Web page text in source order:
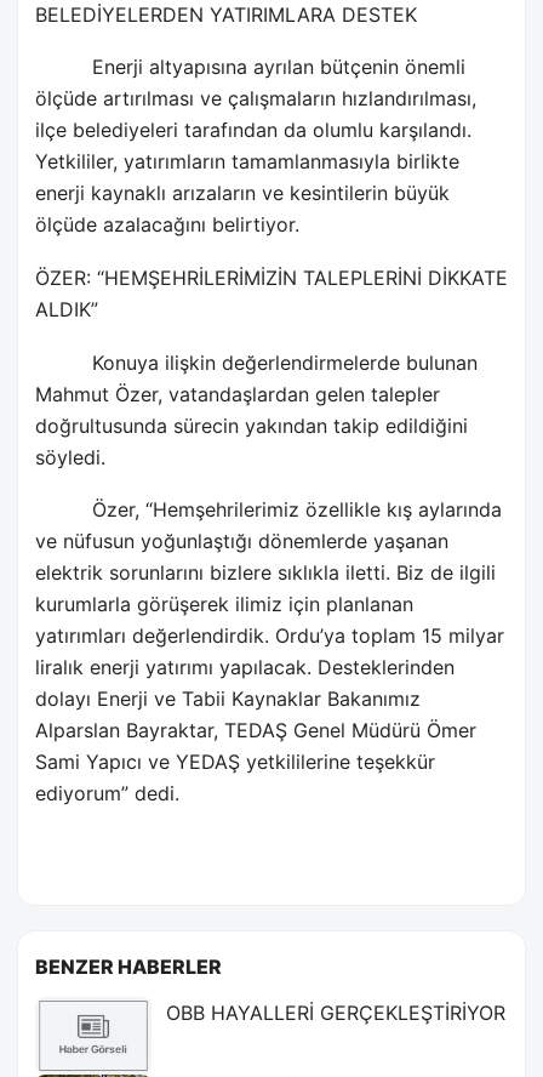
BELEDİYELERDEN YATIRIMLARA DESTEK
Enerji altyapısına ayrılan bütçenin önemli
ölçüde artırılması ve çalışmaların hızlandırılması,
ilçe belediyeleri tarafından da olumlu karşılandı.
Yetkililer, yatırımların tamamlanmasıyla birlikte
enerji kaynaklı arızaların ve kesintilerin büyük
ölçüde azalacağını belirtiyor.
ÖZER: “HEMŞEHRİLERİMİZİN TALEPLERİNİ DİKKATE
ALDIK”
Konuya ilişkin değerlendirmelerde bulunan
Mahmut Özer, vatandaşlardan gelen talepler
doğrultusunda sürecin yakından takip edildiğini
söyledi.
Özer, “Hemşehrilerimiz özellikle kış aylarında
ve nüfusun yoğunlaştığı dönemlerde yaşanan
elektrik sorunlarını bizlere sıklıkla iletti. Biz de ilgili
kurumlarla görüşerek ilimiz için planlanan
yatırımları değerlendirdik. Ordu’ya toplam 15 milyar
liralık enerji yatırımı yapılacak. Desteklerinden
dolayı Enerji ve Tabii Kaynaklar Bakanımız
Alparslan Bayraktar, TEDAŞ Genel Müdürü Ömer
Sami Yapıcı ve YEDAŞ yetkililerine teşekkür
ediyorum” dedi.
BENZER HABERLER
OBB HAYALLERİ GERÇEKLEŞTİRİYOR